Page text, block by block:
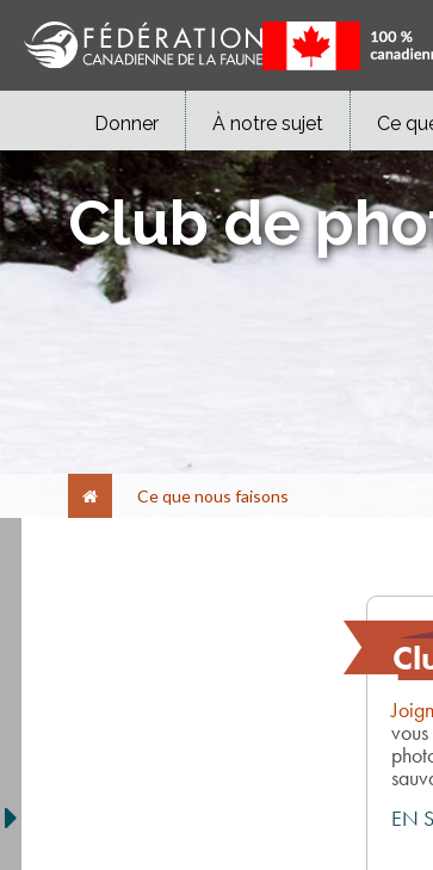
Donner À notre sujet Ce
Club de
Ce que nous faisons
EN